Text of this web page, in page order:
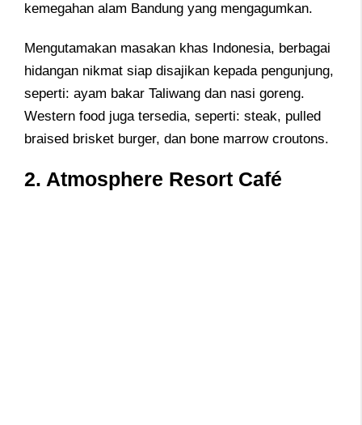
kemegahan alam Bandung yang mengagumkan.
Mengutamakan masakan khas Indonesia, berbagai
hidangan nikmat siap disajikan kepada pengunjung,
seperti: ayam bakar Taliwang dan nasi goreng.
Western food juga tersedia, seperti: steak, pulled
braised brisket burger, dan bone marrow croutons.
2. Atmosphere Resort Café